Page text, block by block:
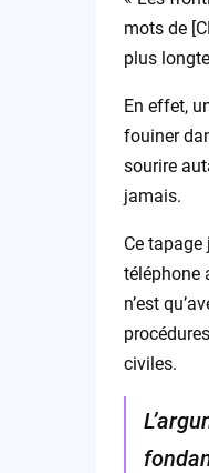
mots de
plus
En effet,
fouiner
sourire
jamais.
Ce tapage
téléphone
n’est
civiles.